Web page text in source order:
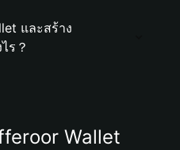
และสร้าง
ร？
Wallet